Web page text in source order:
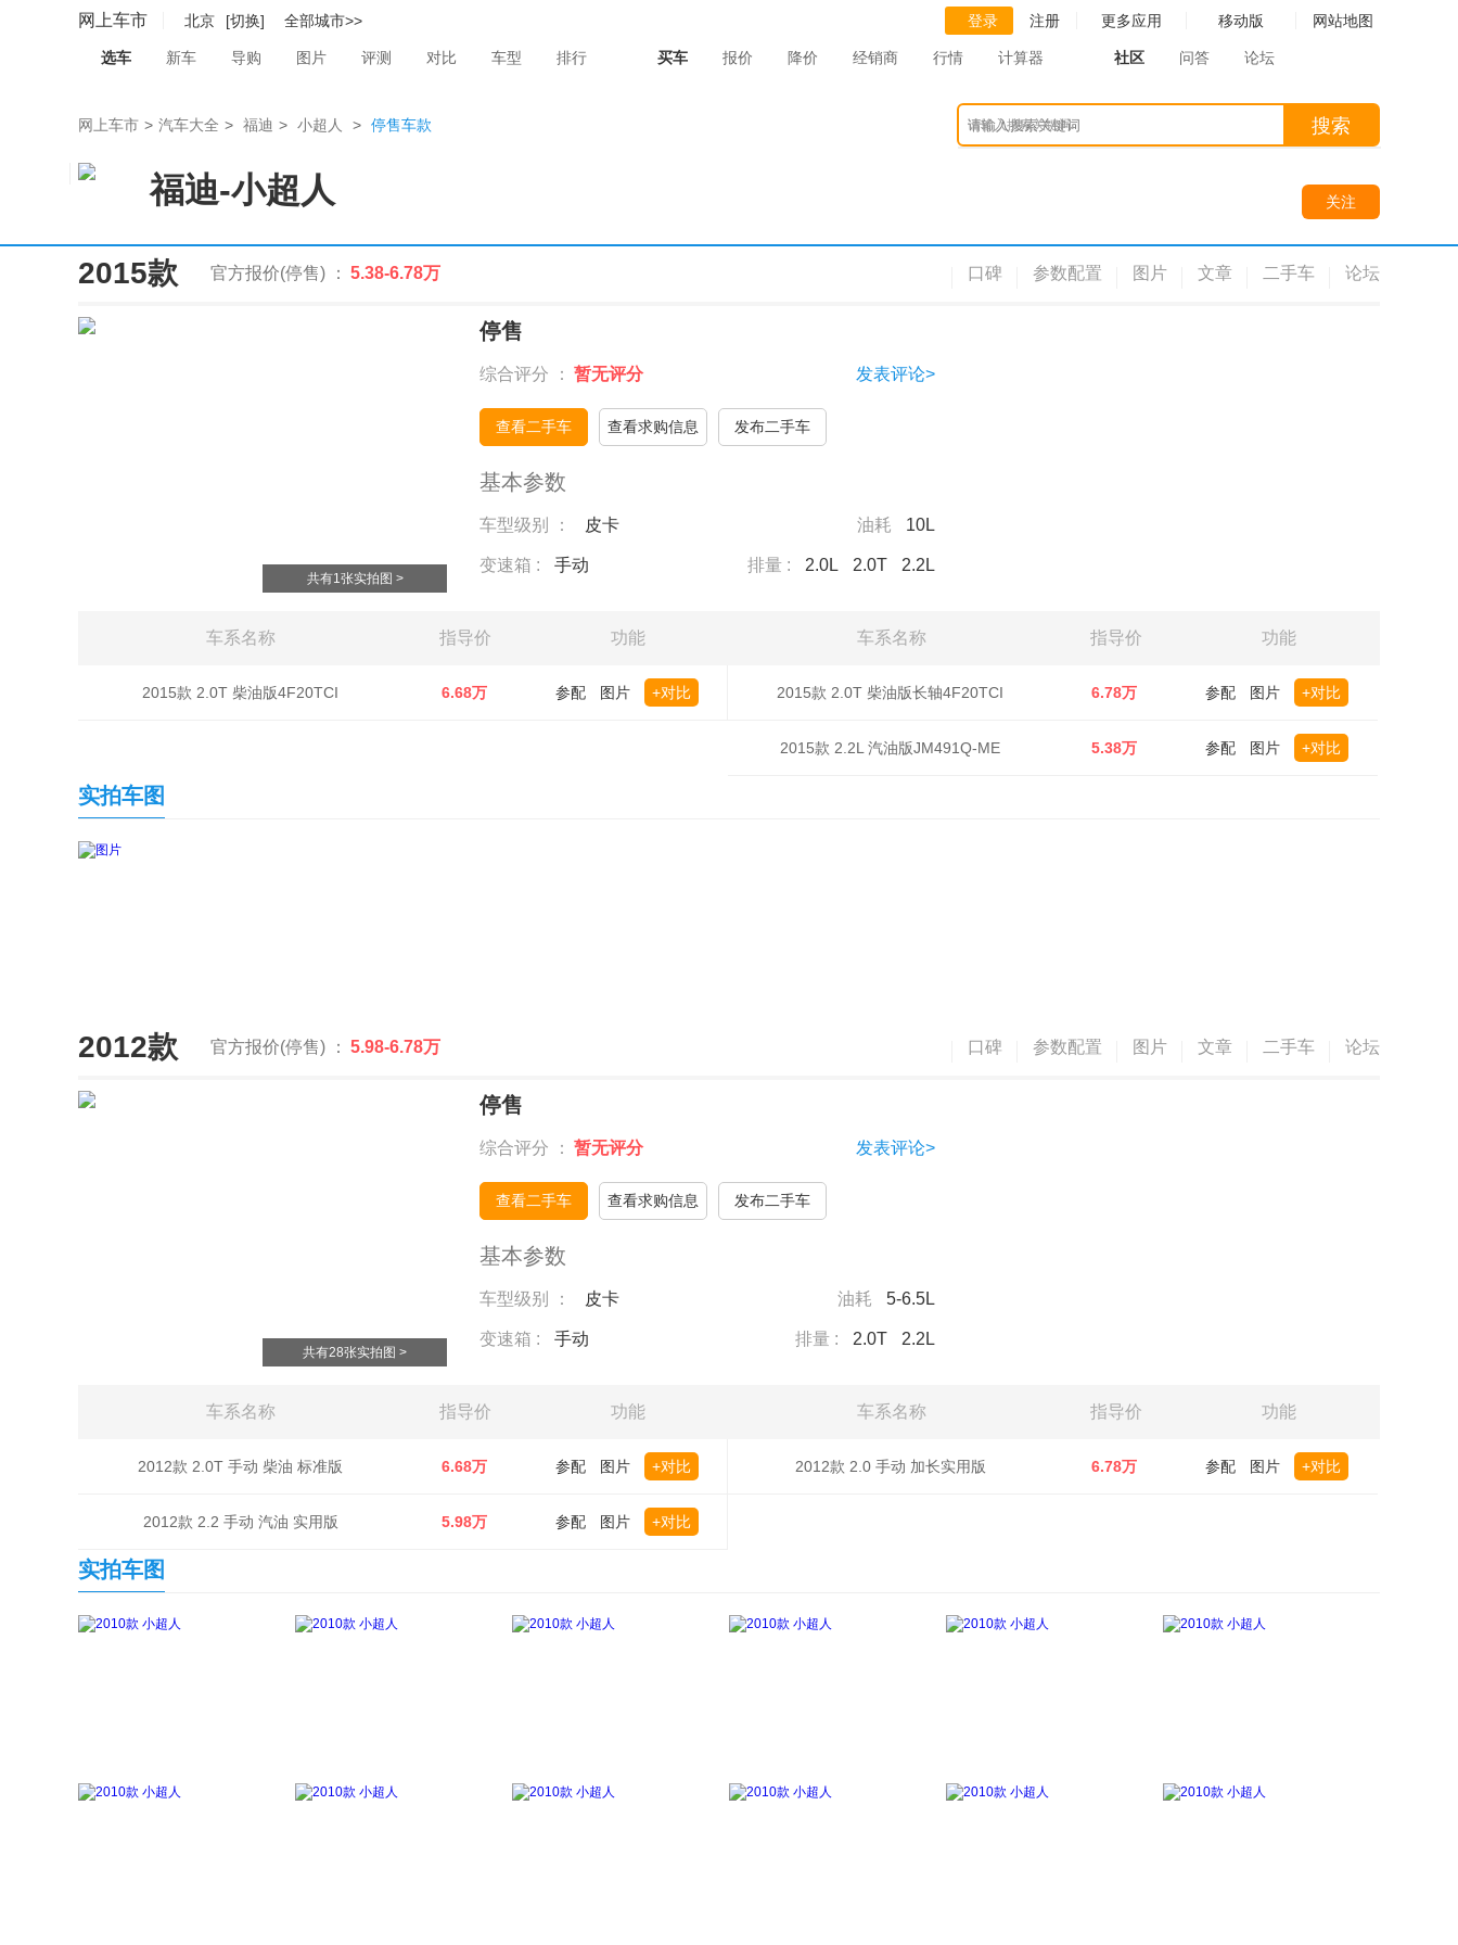
网上车市 北京 [切换] 全部城市>> 登录 注册 更多应用 移动版 网站地图
选车 新车 导购 图片 评测 对比 车型 排行 买车 报价 降价 经销商 行情 计算器 社区 问答 论坛
网上车市 > 汽车大全 > 福迪 > 小超人 > 停售车款 请输入搜索关键词 搜索
福迪-小超人 关注
2015款 官方报价(停售) ： 5.38-6.78万 口碑 参数配置 图片 文章 二手车 论坛
共有1张实拍图 >
停售
综合评分 ： 暂无评分 发表评论>
查看二手车 查看求购信息 发布二手车
基本参数
车型级别 ： 皮卡 油耗 10L
变速箱 : 手动 排量 : 2.0L 2.0T 2.2L
车系名称 指导价 功能 车系名称 指导价 功能
2015款 2.0T 柴油版4F20TCI 6.68万 参配 图片 +对比 2015款 2.0T 柴油版长轴4F20TCI 6.78万 参配 图片 +对比
2015款 2.2L 汽油版JM491Q-ME 5.38万 参配 图片 +对比
实拍车图
2012款 官方报价(停售) ： 5.98-6.78万 口碑 参数配置 图片 文章 二手车 论坛
共有28张实拍图 >
停售
综合评分 ： 暂无评分 发表评论>
查看二手车 查看求购信息 发布二手车
基本参数
车型级别 ： 皮卡 油耗 5-6.5L
变速箱 : 手动 排量 : 2.0T 2.2L
车系名称 指导价 功能 车系名称 指导价 功能
2012款 2.0T 手动 柴油 标准版 6.68万 参配 图片 +对比
2012款 2.2 手动 汽油 实用版 5.98万 参配 图片 +对比
2012款 2.0 手动 加长实用版 6.78万 参配 图片 +对比
实拍车图